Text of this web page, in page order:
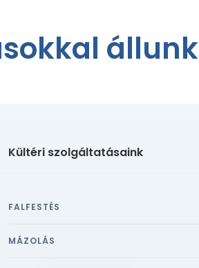
Kültéri szolgáltatásaink
FALFESTÉS
MÁZOLÁS